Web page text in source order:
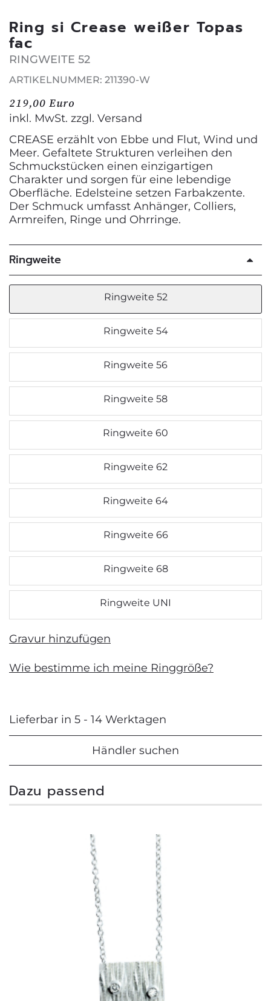
Ring si Crease weißer Topas
fac
RINGWEITE 52
ARTIKELNUMMER: 211390-W
219,00 Euro
inkl. MwSt. zzgl. Versand
CREASE erzählt von Ebbe und Flut, Wind und
Meer. Gefaltete Strukturen verleihen den
Schmuckstücken einen einzigartigen
Charakter und sorgen für eine lebendige
Oberfläche. Edelsteine setzen Farbakzente.
Der Schmuck umfasst Anhänger, Colliers,
Armreifen, Ringe und Ohrringe.
Ringweite
Ringweite 52
Ringweite 54
Ringweite 56
Ringweite 58
Ringweite 60
Ringweite 62
Ringweite 64
Ringweite 66
Ringweite 68
Ringweite UNI
Gravur hinzufügen
Wie bestimme ich meine Ringgröße?
Lieferbar in 5 - 14 Werktagen
Händler suchen
Dazu passend